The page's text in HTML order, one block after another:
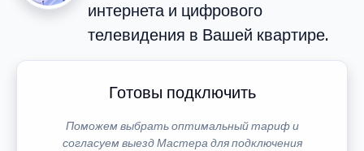
интернета и цифрового
телевидения в Вашей квартире.
Готовы подключить
Поможем выбрать оптимальный тариф и
согласуем выезд Мастера для подключения